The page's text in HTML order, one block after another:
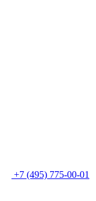
+7 (495) 775-00-01